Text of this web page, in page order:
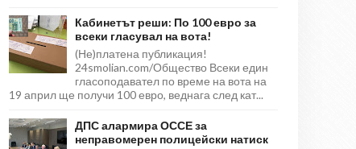
Кабинетът реши: По 100 евро за
всеки гласувал на вота!
(Не)платена публикация!
24smolian.com/Общество Всеки един
гласоподавател по време на вота на
19 април ще получи 100 евро, веднага след кат...
ДПС алармира ОССЕ за
неправомерен полицейски натиск